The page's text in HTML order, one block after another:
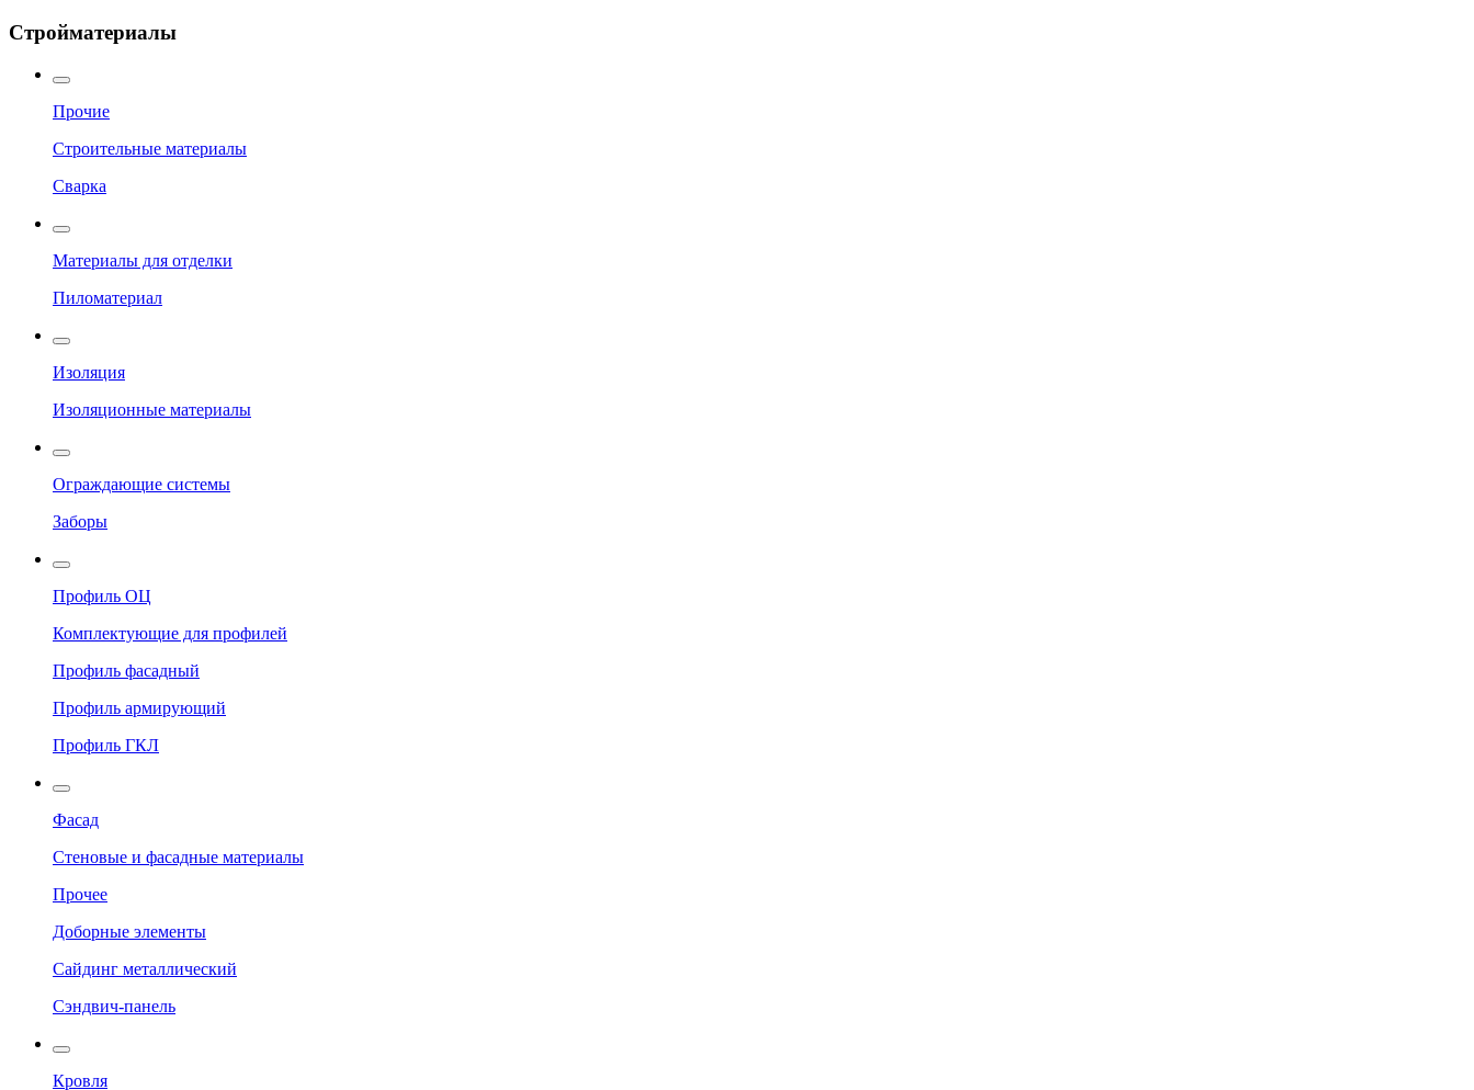
Стройматериалы
Прочие
Строительные материалы
Сварка
Материалы для отделки
Пиломатериал
Изоляция
Изоляционные материалы
Ограждающие системы
Заборы
Профиль ОЦ
Комплектующие для профилей
Профиль фасадный
Профиль армирующий
Профиль ГКЛ
Фасад
Стеновые и фасадные материалы
Прочее
Доборные элементы
Сайдинг металлический
Сэндвич-панель
Кровля